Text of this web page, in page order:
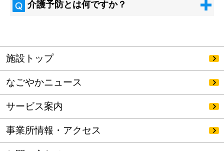
介護予防とは何ですか？
施設トップ
なごやかニュース
サービス案内
事業所情報・アクセス